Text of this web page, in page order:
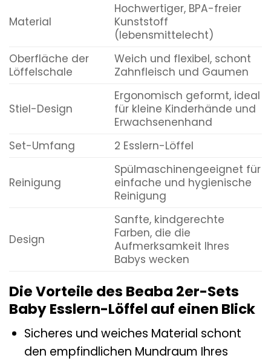
Material
Hochwertiger, BPA-freier
Kunststoff
(lebensmittelecht)
Oberfläche der
Löffelschale
Weich und flexibel, schont
Zahnfleisch und Gaumen
Stiel-Design
Ergonomisch geformt, ideal
für kleine Kinderhände und
Erwachsenenhand
Set-Umfang
2 Esslern-Löffel
Reinigung
Spülmaschinengeeignet für
einfache und hygienische
Reinigung
Design
Sanfte, kindgerechte
Farben, die die
Aufmerksamkeit Ihres
Babys wecken
Die Vorteile des Beaba 2er-Sets
Baby Esslern-Löffel auf einen Blick
Sicheres und weiches Material schont
den empfindlichen Mundraum Ihres